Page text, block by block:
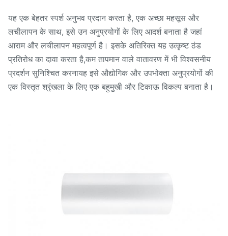
यह एक बेहतर स्पर्श अनुभव प्रदान करता है, एक अच्छा महसूस और
लचीलापन के साथ, इसे उन अनुप्रयोगों के लिए आदर्श बनाता है जहां
आराम और लचीलापन महत्वपूर्ण है। इसके अतिरिक्त यह उत्कृष्ट ठंड
प्रतिरोध का दावा करता है,कम तापमान वाले वातावरण में भी विश्वसनीय
प्रदर्शन सुनिश्चित करनायह इसे औद्योगिक और उपभोक्ता अनुप्रयोगों की
एक विस्तृत श्रृंखला के लिए एक बहुमुखी और टिकाऊ विकल्प बनाता है।